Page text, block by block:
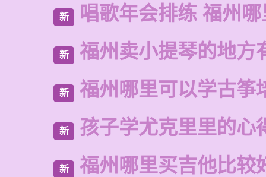
新 唱歌年会排练 福州
新 福州卖小提琴的地方
新 福州哪里可以学古筝
新 孩子学尤克里里的心
新 福州哪里买吉他比较